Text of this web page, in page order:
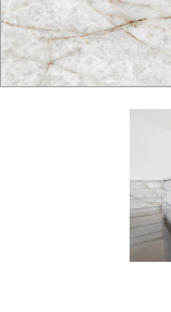
ΕΡΓΑ
ΕΦΑΡΜΟΓΕΣ
ΕΠΙΚΟΙΝΩΝΙΑ